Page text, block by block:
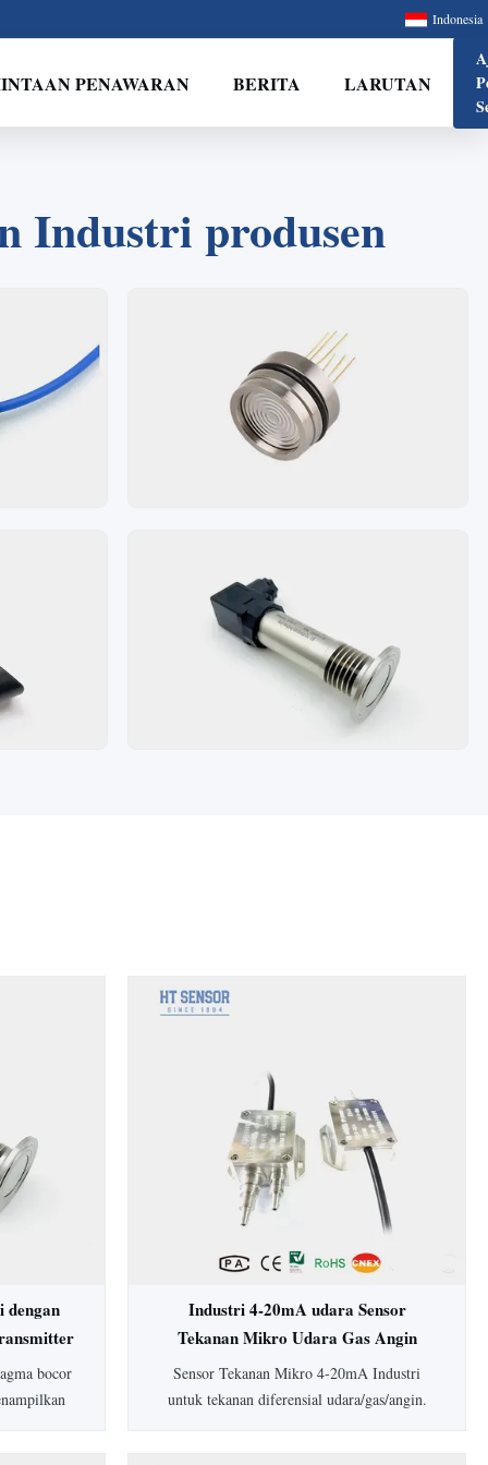
Indonesia
PENAWARAN BERITA LARUTAN
Industri produsen
dengan
bocor
Industri 4-20mA udara Sensor
Tekanan Mikro Udara Gas Angin
Differensial Tekanan Transmitter
Sensor Tekanan Mikro 4-20mA Industri
untuk tekanan diferensial udara/gas/angin.